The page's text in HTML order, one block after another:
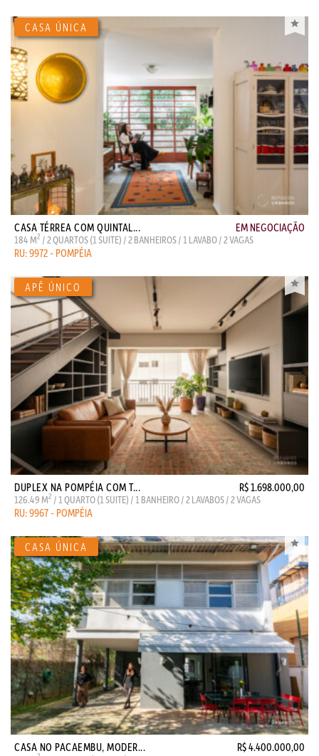
CASA TÉRREA COM QUINTAL... EM NEGOCIAÇÃO
184 M2 / 2 QUARTOS (1 SUITE) / 2 BANHEIROS / 1 LAVABO / 2 VAGAS
RU: 9972 - POMPÉIA
DUPLEX NA POMPÉIA COM T... R$ 1.698.000,00
126.49 M2 / 1 QUARTO (1 SUITE) / 1 BANHEIRO / 2 LAVABOS / 2 VAGAS
RU: 9967 - POMPÉIA
CASA NO PACAEMBU, MODER... R$ 4.400.000,00